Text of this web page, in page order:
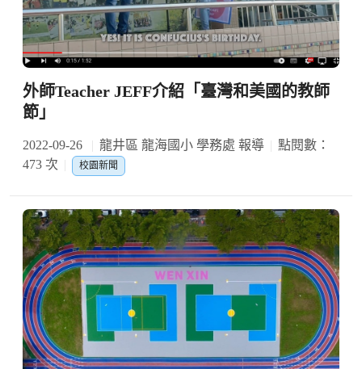
外師Teacher JEFF介紹「臺灣和美國的教師
節」
2022-09-26 龍井區 龍海國小 學務處 報導
點閱數：
473 次
校園新聞